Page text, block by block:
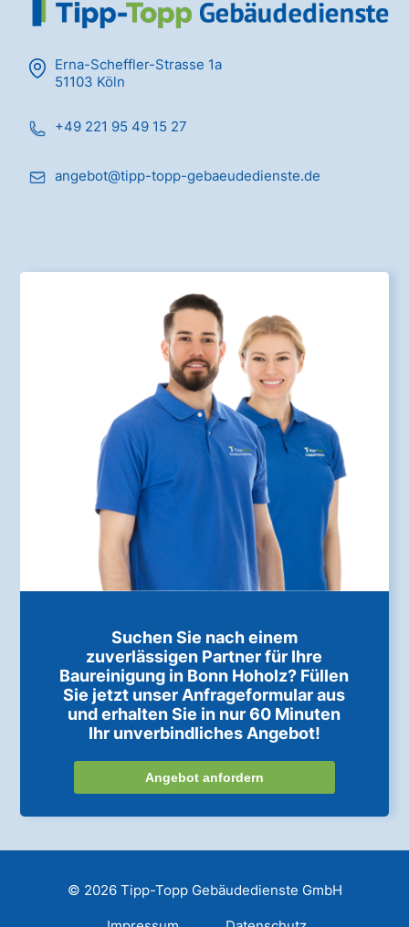
Erna-Scheffler-Strasse 1a
51103 Köln
+49 221 95 49 15 27
angebot@tipp-topp-gebaeudedienste.de
Suchen Sie nach einem
zuverlässigen Partner für Ihre
Baureinigung in Bonn Hoholz? Füllen
Sie jetzt unser Anfrageformular aus
und erhalten Sie in nur 60 Minuten
Ihr unverbindliches Angebot!
Angebot anfordern
© 2026 Tipp-Topp Gebäudedienste GmbH